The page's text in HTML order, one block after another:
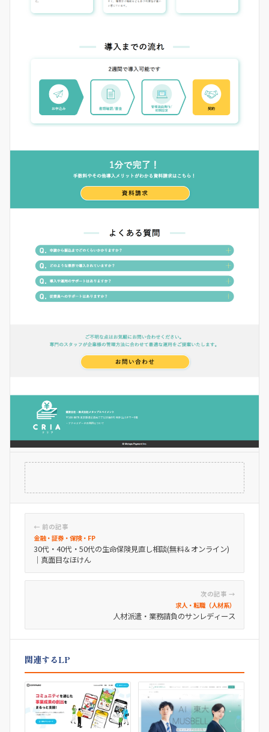
← 前の記事
金融・証券・保険・FP
30代・40代・50代の生命保険見直し相談(無料＆オンライン)
｜真面目なほけん
次の記事 →
求人・転職（人材系）
人材派遣・業務請負のサンレディース
関連するLP